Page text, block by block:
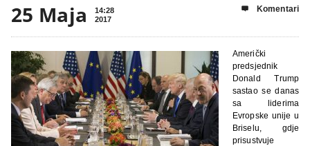
25 Maja
14:28
2017
 Komentari
Američki
predsjednik
Donald Trump
sastao se danas
sa liderima
Evropske unije u
Briselu, gdje
prisustvuje